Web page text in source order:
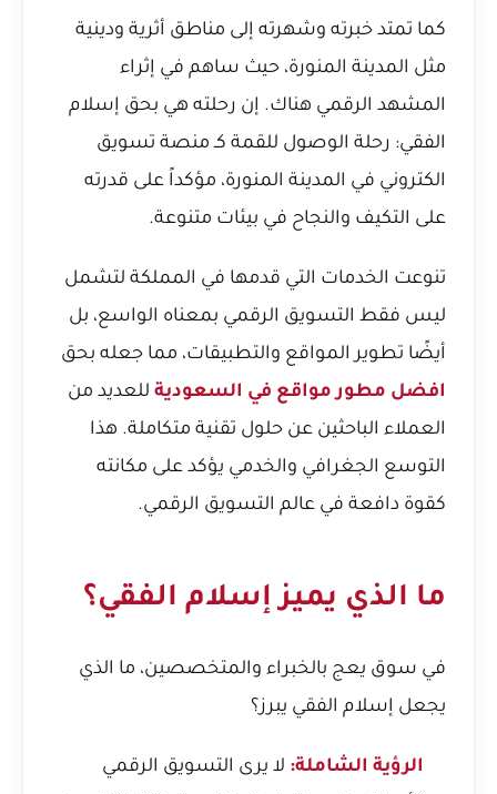
كما تمتد خبرته وشهرته إلى مناطق أثرية ودينية
مثل المدينة المنورة، حيث ساهم في إثراء
المشهد الرقمي هناك. إن رحلته هي بحق إسلام
الفقي: رحلة الوصول للقمة كـ منصة تسويق
الكتروني في المدينة المنورة، مؤكداً على قدرته
على التكيف والنجاح في بيئات متنوعة.
تنوعت الخدمات التي قدمها في المملكة لتشمل
ليس فقط التسويق الرقمي بمعناه الواسع، بل
أيضًا تطوير المواقع والتطبيقات، مما جعله بحق
افضل مطور مواقع في السعودية للعديد من
العملاء الباحثين عن حلول تقنية متكاملة. هذا
التوسع الجغرافي والخدمي يؤكد على مكانته
كقوة دافعة في عالم التسويق الرقمي.
ما الذي يميز إسلام الفقي؟
في سوق يعج بالخبراء والمتخصصين، ما الذي
يجعل إسلام الفقي يبرز؟
الرؤية الشاملة: لا يرى التسويق الرقمي